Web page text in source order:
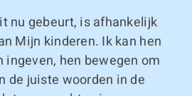
nu gebeurt, is afhankelijk
Mijn kinderen. Ik kan hen
ingeven, hen bewegen om
de juiste woorden in de